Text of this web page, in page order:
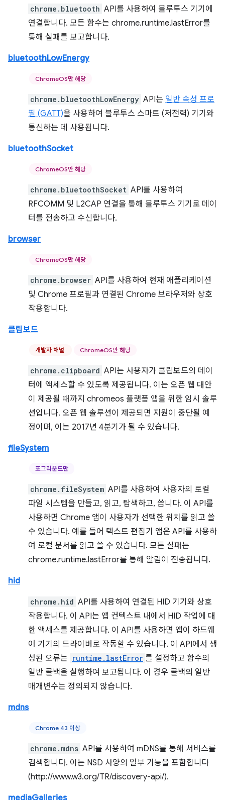
chrome.bluetooth API를 사용하여 블루투스 기기에
연결합니다. 모든 함수는 chrome.runtime.lastError를
통해 실패를 보고합니다.
bluetoothLowEnergy
ChromeOS만 해당
chrome.bluetoothLowEnergy API는 일반 속성 프로
필 (GATT)을 사용하여 블루투스 스마트 (저전력) 기기와
통신하는 데 사용됩니다.
bluetoothSocket
ChromeOS만 해당
chrome.bluetoothSocket API를 사용하여
RFCOMM 및 L2CAP 연결을 통해 블루투스 기기로 데이
터를 전송하고 수신합니다.
browser
ChromeOS만 해당
chrome.browser API를 사용하여 현재 애플리케이션
및 Chrome 프로필과 연결된 Chrome 브라우저와 상호
작용합니다.
클립보드
개발자 채널 ChromeOS만 해당
chrome.clipboard API는 사용자가 클립보드의 데이
터에 액세스할 수 있도록 제공됩니다. 이는 오픈 웹 대안
이 제공될 때까지 chromeos 플랫폼 앱을 위한 임시 솔루
션입니다. 오픈 웹 솔루션이 제공되면 지원이 중단될 예
정이며, 이는 2017년 4분기가 될 수 있습니다.
fileSystem
포그라운드만
chrome.fileSystem API를 사용하여 사용자의 로컬
파일 시스템을 만들고, 읽고, 탐색하고, 씁니다. 이 API를
사용하면 Chrome 앱이 사용자가 선택한 위치를 읽고 쓸
수 있습니다. 예를 들어 텍스트 편집기 앱은 API를 사용하
여 로컬 문서를 읽고 쓸 수 있습니다. 모든 실패는
chrome.runtime.lastError를 통해 알림이 전송됩니다.
hid
chrome.hid API를 사용하여 연결된 HID 기기와 상호
작용합니다. 이 API는 앱 컨텍스트 내에서 HID 작업에 대
한 액세스를 제공합니다. 이 API를 사용하면 앱이 하드웨
어 기기의 드라이버로 작동할 수 있습니다. 이 API에서 생
성된 오류는 runtime.lastError 를 설정하고 함수의
일반 콜백을 실행하여 보고됩니다. 이 경우 콜백의 일반
매개변수는 정의되지 않습니다.
mdns
Chrome 43 이상
chrome.mdns API를 사용하여 mDNS를 통해 서비스를
검색합니다. 이는 NSD 사양의 일부 기능을 포함합니다
(http://www.w3.org/TR/discovery-api/).
mediaGalleries